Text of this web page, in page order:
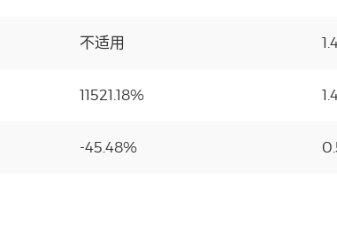
不适用
11521.18%
-45.48%